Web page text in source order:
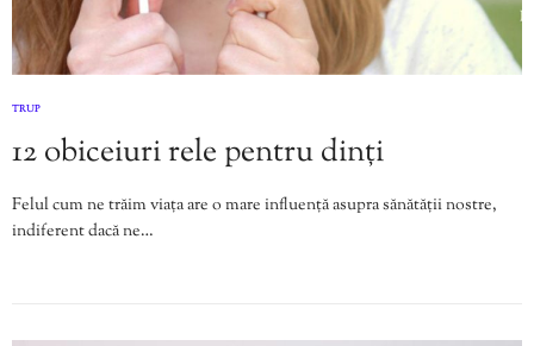
TRUP
12 obiceiuri rele pentru dinți
Felul cum ne trăim viața are o mare influență asupra sănătății nostre,
indiferent dacă ne…